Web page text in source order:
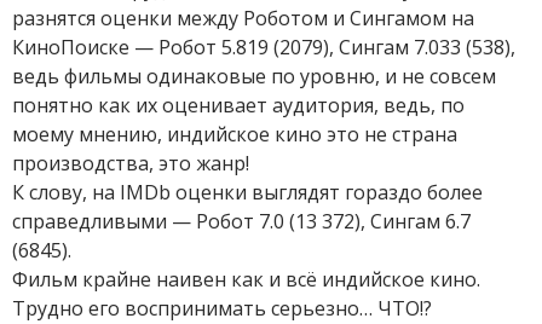
разнятся оценки между Роботом и Сингамом на
КиноПоиске — Робот 5.819 (2079), Сингам 7.033 (538),
ведь фильмы одинаковые по уровню, и не совсем
понятно как их оценивает аудитория, ведь, по
моему мнению, индийское кино это не страна
производства, это жанр!
К слову, на IMDb оценки выглядят гораздо более
справедливыми — Робот 7.0 (13 372), Сингам 6.7
(6845).
Фильм крайне наивен как и всё индийское кино.
Трудно его воспринимать серьезно… ЧТО!?